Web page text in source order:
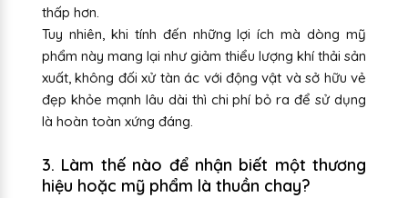
thấp hơn.
Tuy nhiên, khi tính đến những lợi ích mà dòng mỹ
phẩm này mang lại như giảm thiểu lượng khí thải sản
xuất, không đối xử tàn ác với động vật và sở hữu vẻ
đẹp khỏe mạnh lâu dài thì chi phí bỏ ra để sử dụng
là hoàn toàn xứng đáng.
3. Làm thế nào để nhận biết một thương
hiệu hoặc mỹ phẩm là thuần chay?